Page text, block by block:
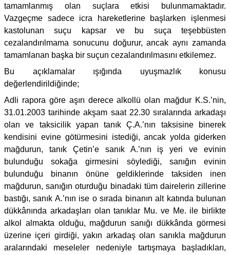
tamamlanmış olan suçlara etkisi bulunmamaktadır.
Vazgeçme sadece icra hareketlerine başlarken işlenmesi
kastolunan suçu kapsar ve bu suça teşebbüsten
cezalandırılmama sonucunu doğurur, ancak aynı zamanda
tamamlanan başka bir suçun cezalandırılmasını etkilemez.
Bu açıklamalar ışığında uyuşmazlık konusu
değerlendirildiğinde;
Adli rapora göre aşırı derece alkollü olan mağdur K.S.’nin,
31.01.2003 tarihinde akşam saat 22.30 sıralarında arkadaşı
olan ve taksicilik yapan tanık Ç.A.’nın taksisine binerek
kendisini evine götürmesini istediği, ancak yolda giderken
mağdurun, tanık Çetin’e sanık A.’nın iş yeri ve evinin
bulunduğu sokağa girmesini söylediği, sanığın evinin
bulunduğu binanın önüne geldiklerinde taksiden inen
mağdurun, sanığın oturduğu binadaki tüm dairelerin zillerine
bastığı, sanık A.’nın ise o sırada binanın alt katında bulunan
dükkânında arkadaşları olan tanıklar Mu. ve Me. ile birlikte
alkol almakta olduğu, mağdurun sanığı dükkânda görmesi
üzerine içeri girdiği, yakın arkadaş olan sanıkla mağdurun
aralarındaki meseleler nedeniyle tartışmaya başladıkları,